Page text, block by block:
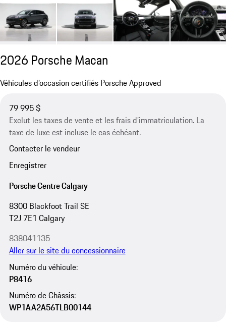
2026 Porsche Macan
Véhicules d’occasion certifiés Porsche Approved
79 995 $
Exclut les taxes de vente et les frais d’immatriculation. La
taxe de luxe est incluse le cas échéant.
Contacter le vendeur
Enregistrer
Porsche Centre Calgary
8300 Blackfoot Trail SE
T2J 7E1 Calgary
838041135
Aller sur le site du concessionnaire
Numéro du véhicule:
P8416
Numéro de Châssis:
WP1AA2A56TLB00144